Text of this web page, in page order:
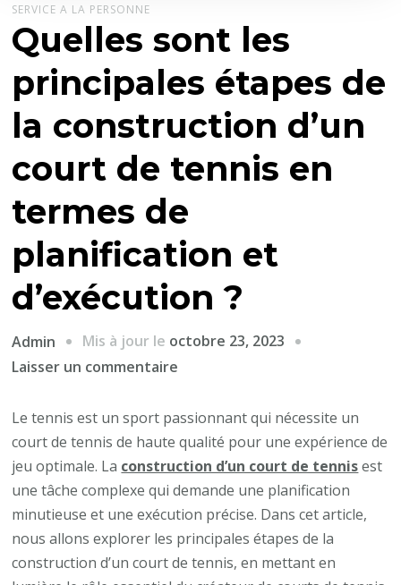
SERVICE A LA PERSONNE
Quelles sont les
principales étapes de
la construction d’un
court de tennis en
termes de
planification et
d’exécution ?
Admin Mis à jour le octobre 23, 2023
Laisser un commentaire
sont
les
principales
étapes
de
la
construction
Le tennis est un sport passionnant qui nécessite un
court de tennis de haute qualité pour une expérience de
jeu optimale. La construction d’un court de tennisest
une tâche complexe qui demande une planification
minutieuse et une exécution précise. Dans cet article,
nous allons explorer les principales étapes de la
construction d’un court de tennis, en mettant en